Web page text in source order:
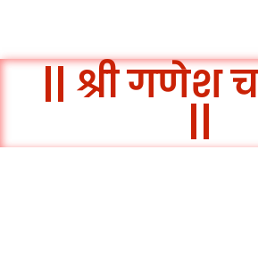
|| श्री गणेश
||